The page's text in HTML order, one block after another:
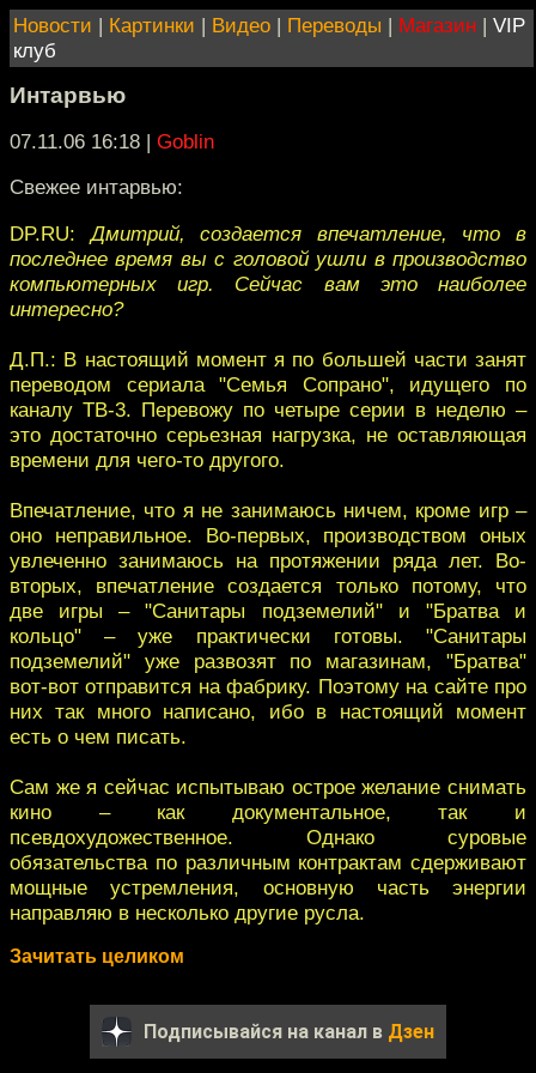
Новости | Картинки | Видео | Переводы | Магазин | VIP
клуб
Интарвью
07.11.06 16:18 | Goblin
Свежее интарвью:
DP.RU:Дмитрий, создается впечатление, что в
последнее время вы с головой ушли в производство
компьютерных игр. Сейчас вам это наиболее
интересно?
Д.П.: В настоящий момент я по большей части занят
переводом сериала "Семья Сопрано", идущего по
каналу ТВ-3. Перевожу по четыре серии в неделю –
это достаточно серьезная нагрузка, не оставляющая
времени для чего-то другого.
Впечатление, что я не занимаюсь ничем, кроме игр –
оно неправильное. Во-первых, производством оных
увлеченно занимаюсь на протяжении ряда лет. Во-
вторых, впечатление создается только потому, что
две игры – "Санитары подземелий" и "Братва и
кольцо" – уже практически готовы. "Санитары
подземелий" уже развозят по магазинам, "Братва"
вот-вот отправится на фабрику. Поэтому на сайте про
них так много написано, ибо в настоящий момент
есть о чем писать.
Сам же я сейчас испытываю острое желание снимать
кино – как документальное, так и
псевдохудожественное. Однако суровые
обязательства по различным контрактам сдерживают
мощные устремления, основную часть энергии
направляю в несколько другие русла.
Зачитать целиком
Подписывайся на канал в Дзен